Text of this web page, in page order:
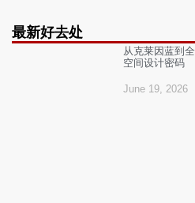
最新好去处
从克莱因蓝到
空间设计密码
June 19, 2026